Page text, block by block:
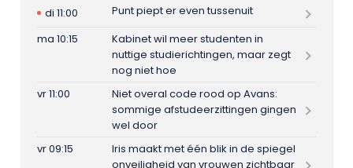
di 11:00
Punt piept er even tussenuit
ma 10:15
Kabinet wil meer studenten in
nuttige studierichtingen, maar zegt
nog niet hoe
vr 11:00
Niet overal code rood op Avans:
sommige afstudeerzittingen gingen
wel door
vr 09:15
Iris maakt met één blik in de spiegel
onveiligheid van vrouwen zichtbaar